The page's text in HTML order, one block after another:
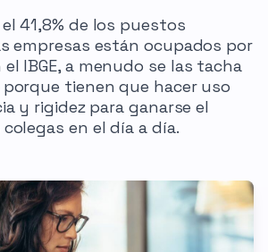
41,8% de los puestos
empresas están ocupados por
IBGE, a menudo se las tacha
tienen que hacer uso
y rigidez para ganarse el
en el día a día.